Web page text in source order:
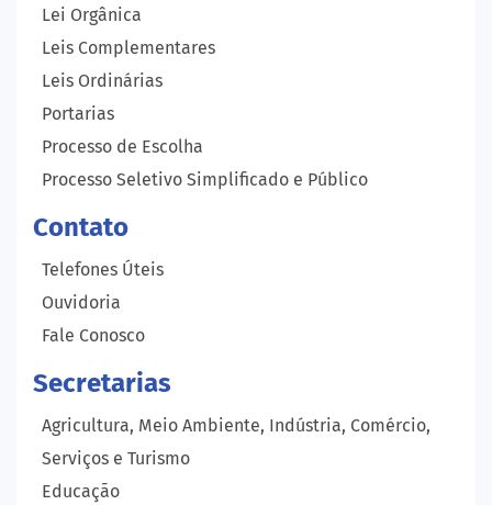
Lei Orgânica
Leis Complementares
Leis Ordinárias
Portarias
Processo de Escolha
Processo Seletivo Simplificado e Público
Contato
Telefones Úteis
Ouvidoria
Fale Conosco
Secretarias
Agricultura, Meio Ambiente, Indústria, Comércio,
Serviços e Turismo
Educação